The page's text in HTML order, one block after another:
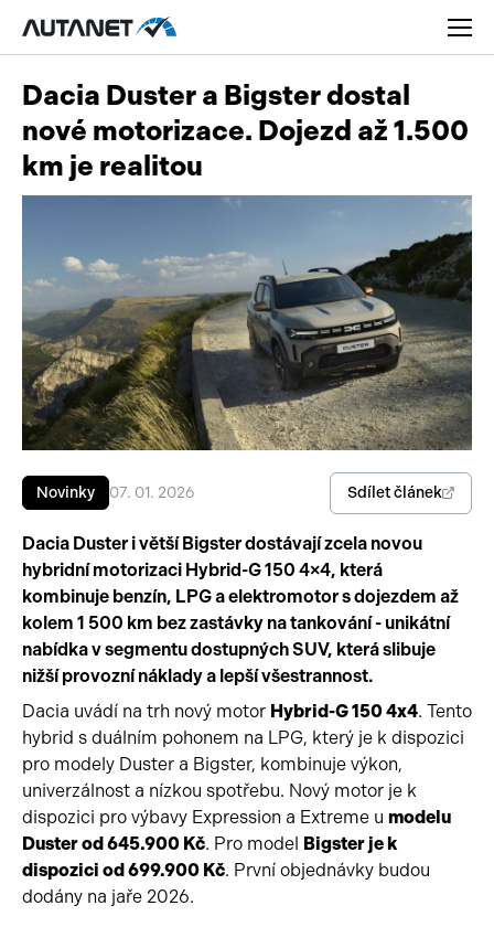
Užitková
Nákladní
Obytná
Motorky
Přívěsy a návěsy
Autobusy
Pracovní stroje
Náhradní díly
Příslušenství
Novinky
Rady a tipy
Nové modely
Ojetiny
Auto a život
Videa
Dacia Duster a Bigster dostal
nové motorizace. Dojezd až 1.500
km je realitou
Novinky 07. 01. 2026 Sdílet článek
Dacia Duster i větší Bigster dostávají zcela novou
hybridní motorizaci Hybrid-G 150 4×4, která
kombinuje benzín, LPG a elektromotor s dojezdem až
kolem 1 500 km bez zastávky na tankování - unikátní
nabídka v segmentu dostupných SUV, která slibuje
nižší provozní náklady a lepší všestrannost.
Dacia uvádí na trh nový motor Hybrid-G 150 4x4. Tento
hybrid s duálním pohonem na LPG, který je k dispozici
pro modely Duster a Bigster, kombinuje výkon,
univerzálnost a nízkou spotřebu. Nový motor je k
dispozici pro výbavy Expression a Extreme u modelu
Duster od 645.900 Kč. Pro model Bigster je k
dispozici od 699.900 Kč. První objednávky budou
dodány na jaře 2026.